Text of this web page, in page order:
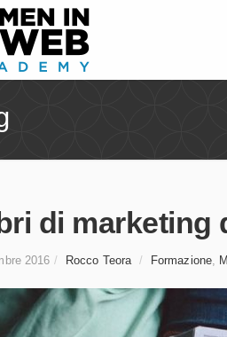
di marketing
2016 / Rocco Teora / Formazione,